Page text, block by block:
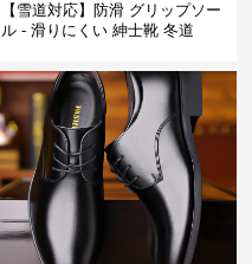
【雪道対応】防滑 グリップソー
ル - 滑りにくい 紳士靴 冬道